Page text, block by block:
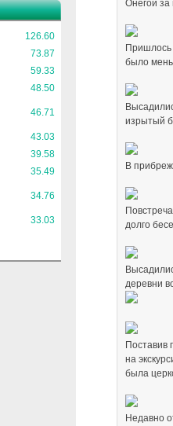
126.60
73.87
59.33
48.50
46.71
43.03
39.58
35.49
34.76
33.03
Онегой
Пришлось
было
изрытый
В
долго
деревни
Поставив
на
была
Недавно